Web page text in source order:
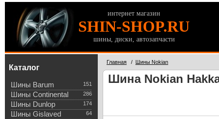
интернет магазин
SHIN-SHOP.RU
шины, диски, автозапчасти
Каталог
151
Шины Barum
286
Шины Continental
174
Шины Dunlop
64
Шины Gislaved
Главная / Шины Nokian
Шина Nokian